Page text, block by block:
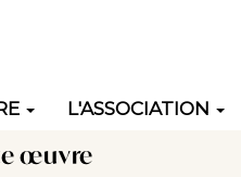
L'ASSOCIATION
œuvre